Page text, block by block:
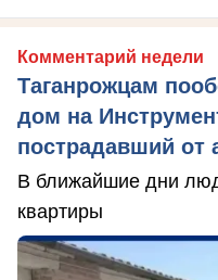
Комментарий недели
Таганрожцам
дом на
пострадавший от
В ближайшие дни
квартиры